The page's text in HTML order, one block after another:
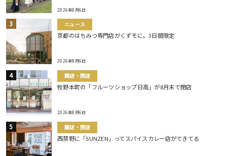
2026年8月6日
ニュース
京都のはちみつ専門店がくずモに。3日間限定
2026年8月6日
開店・閉店
牧野本町の「フルーツショップ日高」が8月末で閉店
2026年8月6日
開店・閉店
西禁野に「SUNZEN」ってスパイスカレー店ができてる